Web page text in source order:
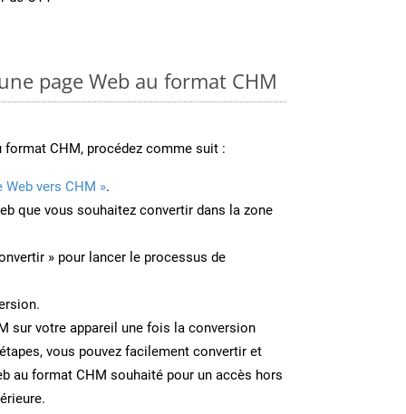
page Web au format CHM
format CHM, procédez comme suit :
Web vers CHM ».
que vous souhaitez convertir dans la zone
» pour lancer le processus de
sur votre appareil une fois la conversion
vous pouvez facilement convertir et
au format CHM souhaité pour un accès hors